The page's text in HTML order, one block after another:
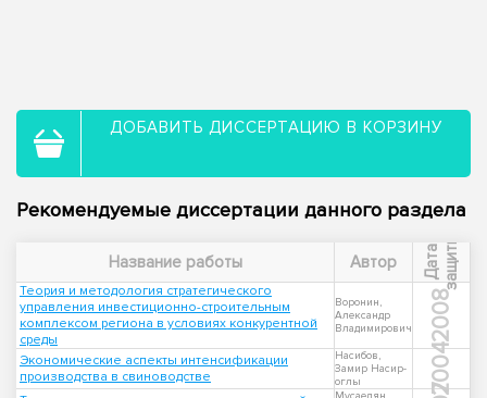
ДОБАВИТЬ ДИССЕРТАЦИЮ В КОРЗИНУ
Рекомендуемые диссертации данного раздела
Название работы Автор Д
а
т
а
з
а
щ
и
т ы
Теория и методология стратегического
управления инвестиционно-строительным
комплексом региона в условиях конкурентной
среды
Воронин,
Александр
Владимирович
2008
Экономические аспекты интенсификации
производства в свиноводстве
Насибов,
Замир Насир-
оглы
2004